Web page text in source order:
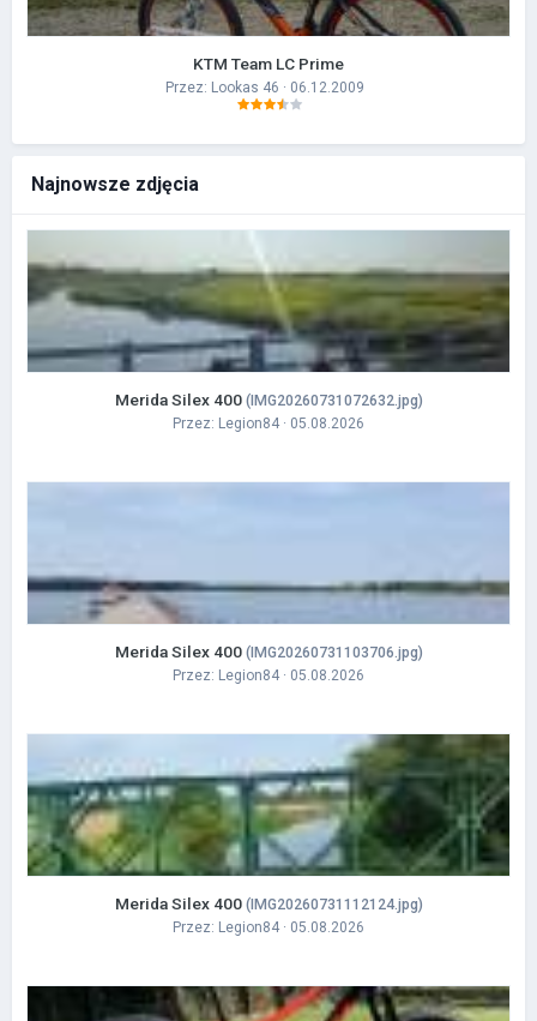
KTM Team LC Prime
Przez: Lookas 46 · 06.12.2009
Najnowsze zdjęcia
Merida Silex 400 (IMG20260731072632.jpg)
Przez: Legion84 · 05.08.2026
Merida Silex 400 (IMG20260731103706.jpg)
Przez: Legion84 · 05.08.2026
Merida Silex 400 (IMG20260731112124.jpg)
Przez: Legion84 · 05.08.2026